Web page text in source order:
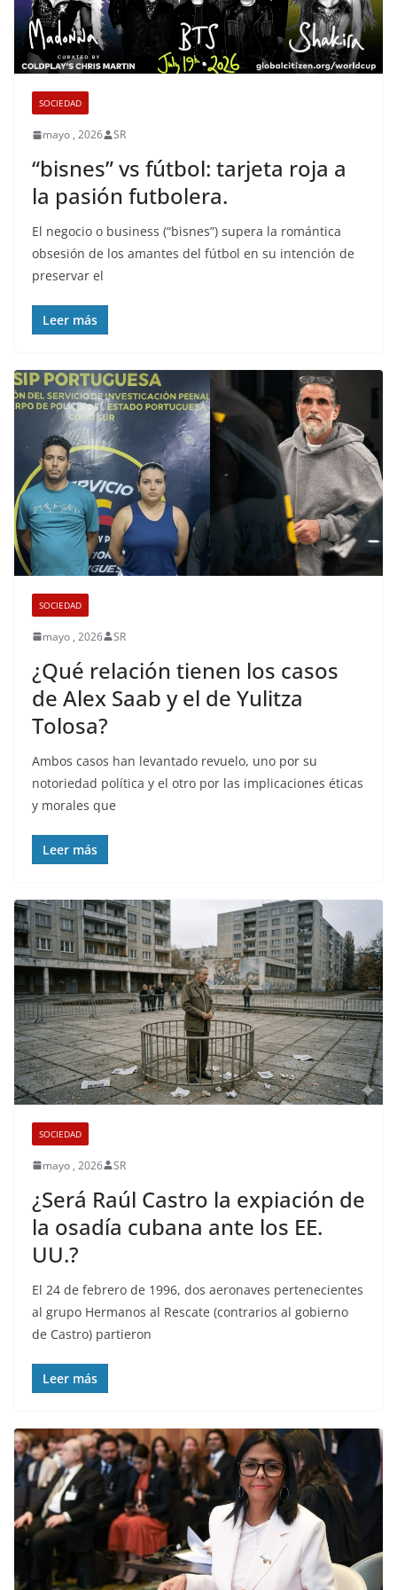
SOCIEDAD
mayo , 2026 SR
“bisnes” vs fútbol: tarjeta roja a
la pasión futbolera.
El negocio o business (“bisnes”) supera la romántica
obsesión de los amantes del fútbol en su intención de
preservar el
Leer más
SOCIEDAD
mayo , 2026 SR
¿Qué relación tienen los casos
de Alex Saab y el de Yulitza
Tolosa?
Ambos casos han levantado revuelo, uno por su
notoriedad política y el otro por las implicaciones éticas
y morales que
Leer más
SOCIEDAD
mayo , 2026 SR
¿Será Raúl Castro la expiación de
la osadía cubana ante los EE.
UU.?
El 24 de febrero de 1996, dos aeronaves pertenecientes
al grupo Hermanos al Rescate (contrarios al gobierno
de Castro) partieron
Leer más